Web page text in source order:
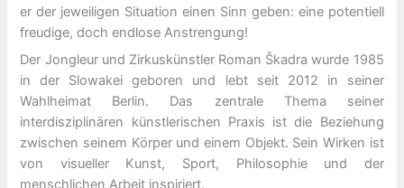
er der jeweiligen Situation einen Sinn geben: eine potentiell
freudige, doch endlose Anstrengung!
Der Jongleur und Zirkuskünstler Roman Škadra wurde 1985
in der Slowakei geboren und lebt seit 2012 in seiner
Wahlheimat Berlin. Das zentrale Thema seiner
interdisziplinären künstlerischen Praxis ist die Beziehung
zwischen seinem Körper und einem Objekt. Sein Wirken ist
von visueller Kunst, Sport, Philosophie und der
menschlichen Arbeit inspiriert.